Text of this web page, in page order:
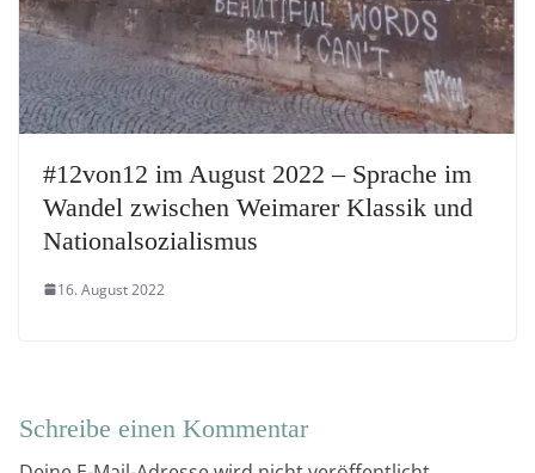
#12von12 im August 2022 – Sprache im
Wandel zwischen Weimarer Klassik und
Nationalsozialismus
16. August 2022
Schreibe einen Kommentar